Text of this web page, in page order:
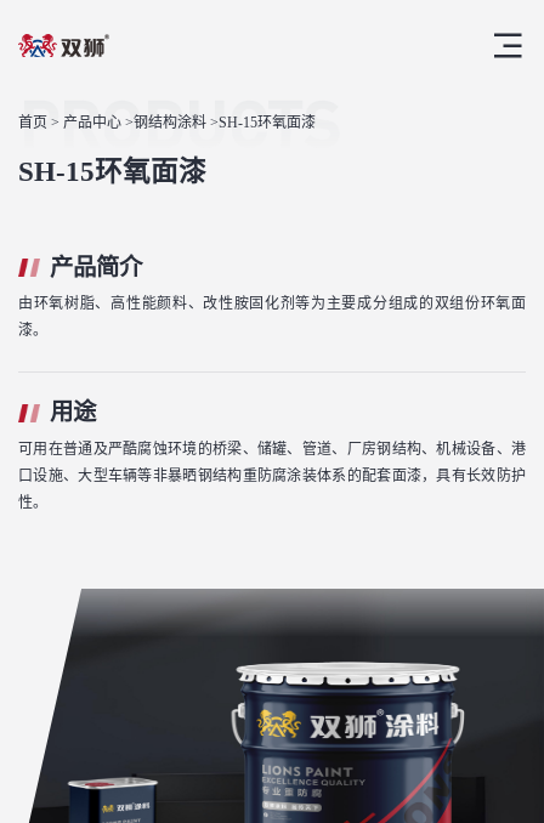
首页 > 产品中心 >钢结构涂料 >SH-15环氧面漆
PRODUCTS
SH-15环氧面漆
产品简介
由环氧树脂、高性能颜料、改性胺固化剂等为主要成分组成的双组份环氧面
漆。
用途
可用在普通及严酷腐蚀环境的桥梁、储罐、管道、厂房钢结构、机械设备、港
口设施、大型车辆等非暴晒钢结构重防腐涂装体系的配套面漆，具有长效防护
性。